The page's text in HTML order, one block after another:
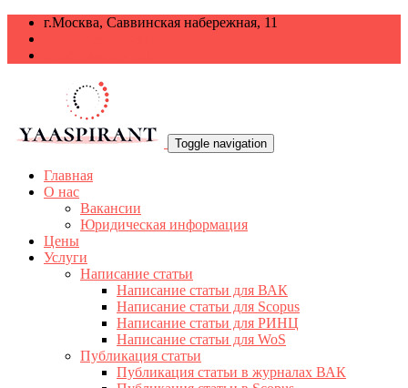
г.Москва, Саввинская набережная, 11
Toggle navigation
Главная
О нас
Вакансии
Юридическая информация
Цены
Услуги
Написание статьи
Написание статьи для ВАК
Написание статьи для Scopus
Написание статьи для РИНЦ
Написание статьи для WoS
Публикация статьи
Публикация статьи в журналах ВАК